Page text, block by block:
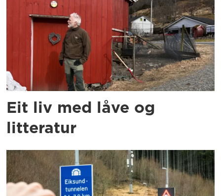
Eit liv med låve og
litteratur